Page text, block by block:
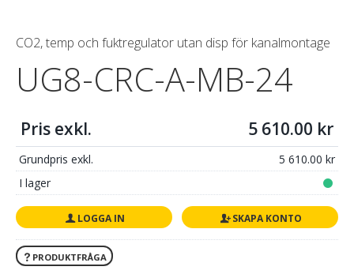
CO2, temp och fuktregulator utan disp för kanalmontage
UG8-CRC-A-MB-24
Pris exkl. 5 610.00
Grundpris exkl.
5 610.00
I lager
PRODUKTFRÅGA
LOGGA IN SKAPA KONTO